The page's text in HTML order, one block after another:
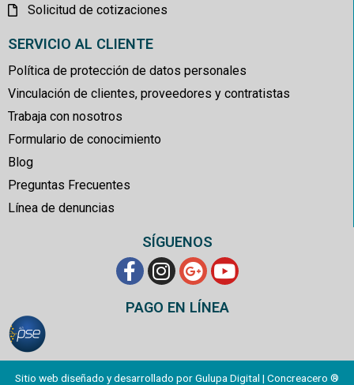
Solicitud de cotizaciones
SERVICIO AL CLIENTE
Política de protección de datos personales
Vinculación de clientes, proveedores y contratistas
Trabaja con nosotros
Formulario de conocimiento
Blog
Preguntas Frecuentes
Línea de denuncias
SÍGUENOS
PAGO EN LÍNEA
Sitio web diseñado y desarrollado por Gulupa Digital | Concreacero ®